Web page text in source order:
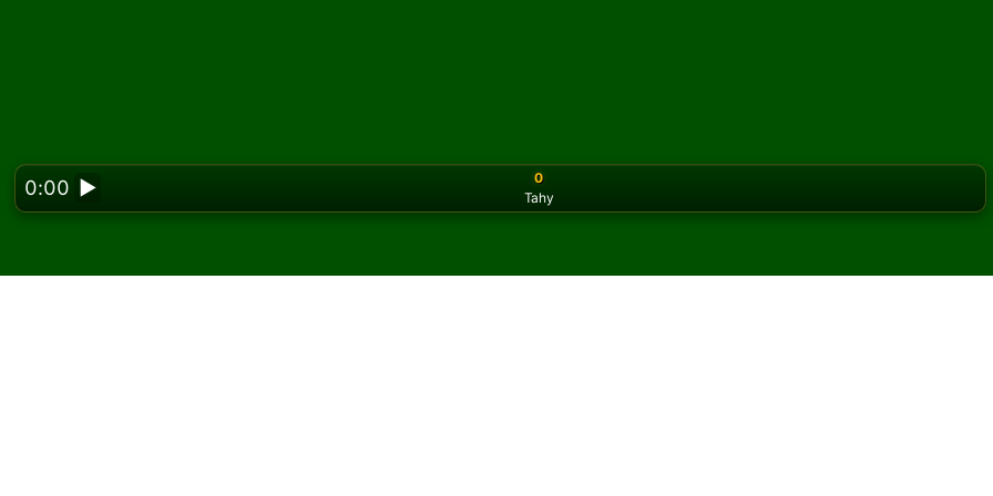
0:00 ▶
0
Tahy